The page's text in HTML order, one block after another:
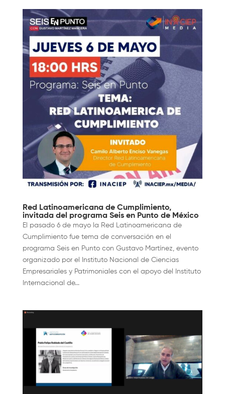
Red Latinoamericana de Cumplimiento,
invitada del programa Seis en Punto de México
El pasado 6 de mayo la Red Latinoamericana de
Cumplimiento fue tema de conversación en el
programa Seis en Punto con Gustavo Martínez, evento
organizado por el Instituto Nacional de Ciencias
Empresariales y Patrimoniales con el apoyo del Instituto
Internacional de...